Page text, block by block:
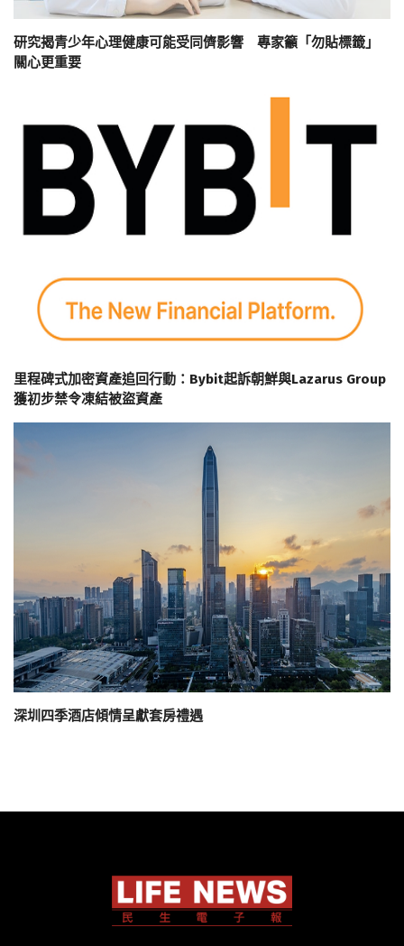
研究揭青少年心理健康可能受同儕影響 專家籲「勿貼標籤」
關心更重要
里程碑式加密資產追回行動：Bybit起訴朝鮮與Lazarus Group
獲初步禁令凍結被盜資產
深圳四季酒店傾情呈獻套房禮遇